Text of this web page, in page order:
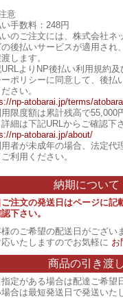
意
手数料：248円
のご注文には、株式会社ネ
の後払いサービスが適用され
します。
よりNP後払い利用規約
ーポリシーに同意して、後払
さい。
np-atobarai.jp/terms/
用限度額は累計残高で55,000
細は下記URLからご確認下
np-atobarai.jp/about/
用者が未成年の場合、法定代
利用ください。
納期について
注文の発送日はページに記
下さい。
様のご希望の配送日がござい
応いたしますのでお気軽に お
商品の引き渡
定がある場合は配達ご希望
場合は最短発送日で発送いた